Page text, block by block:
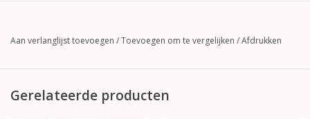
Aan verlanglijst toevoegen /Toevoegen om te vergelijken /Afdrukken
Gerelateerde producten